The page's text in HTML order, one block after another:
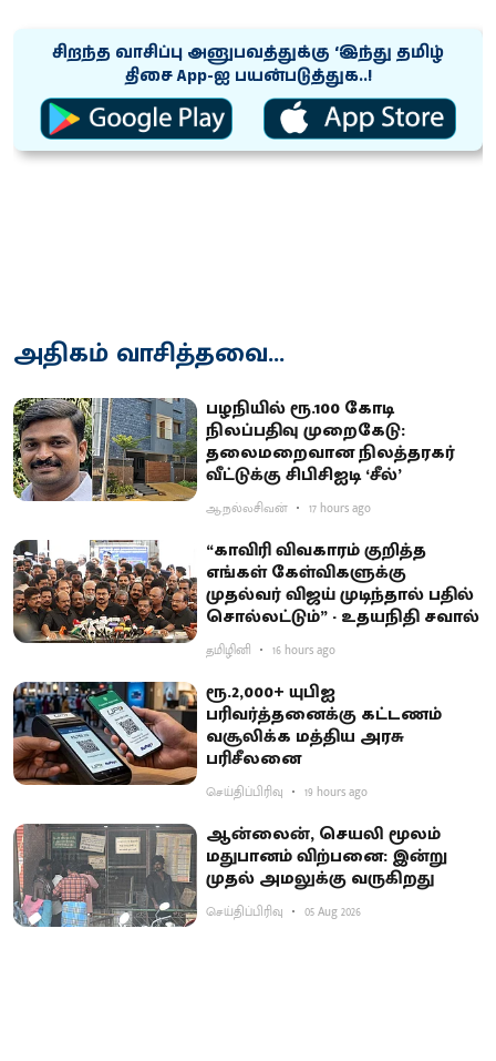
சிறந்த வாசிப்பு அனுபவத்துக்கு ‘இந்து தமிழ்
திசை App-ஐ பயன்படுத்துக..!
அதிகம் வாசித்தவை...
பழநியில் ரூ.100 கோடி
நிலப்பதிவு முறைகேடு:
தலைமறைவான நிலத்தரகர்
வீட்டுக்கு சிபிசிஐடி ‘சீல்’
ஆ.நல்லசிவன் 17 hours ago
“காவிரி விவகாரம் குறித்த
எங்கள் கேள்விகளுக்கு
முதல்வர் விஜய் முடிந்தால் பதில்
சொல்லட்டும்” - உதயநிதி சவால்
தமிழினி 16 hours ago
ரூ.2,000+ யுபிஐ
பரிவர்த்தனைக்கு கட்டணம்
வசூலிக்க மத்திய அரசு
பரிசீலனை
செய்திப்பிரிவு 19 hours ago
ஆன்லைன், செயலி மூலம்
மதுபானம் விற்பனை: இன்று
முதல் அமலுக்கு வருகிறது
செய்திப்பிரிவு 05 Aug 2026